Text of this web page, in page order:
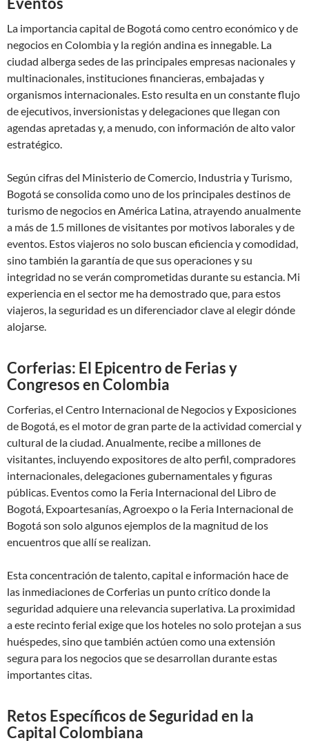
La importancia capital de Bogotá como centro económico y de
negocios en Colombia y la región andina es innegable. La
ciudad alberga sedes de las principales empresas nacionales y
multinacionales, instituciones financieras, embajadas y
organismos internacionales. Esto resulta en un constante flujo
de ejecutivos, inversionistas y delegaciones que llegan con
agendas apretadas y, a menudo, con información de alto valor
estratégico.
Según cifras del Ministerio de Comercio, Industria y Turismo,
Bogotá se consolida como uno de los principales destinos de
turismo de negocios en América Latina, atrayendo anualmente
a más de 1.5 millones de visitantes por motivos laborales y de
eventos. Estos viajeros no solo buscan eficiencia y comodidad,
sino también la garantía de que sus operaciones y su
integridad no se verán comprometidas durante su estancia. Mi
experiencia en el sector me ha demostrado que, para estos
viajeros, la seguridad es un diferenciador clave al elegir dónde
alojarse.
Corferias: El Epicentro de Ferias y
Congresos en Colombia
Corferias, el Centro Internacional de Negocios y Exposiciones
de Bogotá, es el motor de gran parte de la actividad comercial y
cultural de la ciudad. Anualmente, recibe a millones de
visitantes, incluyendo expositores de alto perfil, compradores
internacionales, delegaciones gubernamentales y figuras
públicas. Eventos como la Feria Internacional del Libro de
Bogotá, Expoartesanías, Agroexpo o la Feria Internacional de
Bogotá son solo algunos ejemplos de la magnitud de los
encuentros que allí se realizan.
Esta concentración de talento, capital e información hace de
las inmediaciones de Corferias un punto crítico donde la
seguridad adquiere una relevancia superlativa. La proximidad
a este recinto ferial exige que los hoteles no solo protejan a sus
huéspedes, sino que también actúen como una extensión
segura para los negocios que se desarrollan durante estas
importantes citas.
Retos Específicos de Seguridad en la
Capital Colombiana